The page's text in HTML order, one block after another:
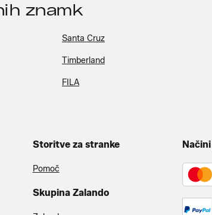
znamk
Santa Cruz
Timberland
FILA
Storitve za stranke
Pomoč
Skupina Zalando